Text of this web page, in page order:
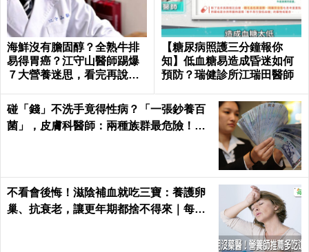
海鮮沒有膽固醇？全熟牛排
易得胃癌？江守山醫師踢爆
７大營養迷思，看完再說你
【糖尿病照護三分鐘報你
知】低血糖易造成昏迷如何
預防？瑞健診所江瑞田醫師
碰「錢」不洗手竟得性病？「一張鈔養百
菌」，皮膚科醫師：兩種族群最危險！｜
不看會後悔！滋陰補血就吃三寶：養護卵
巢、抗衰老，讓更年期都捨不得來｜每日